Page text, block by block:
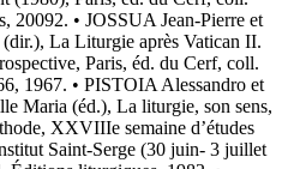
20092. • JOSSUA Jean-Pierre et
La Liturgie après Vatican II.
Paris, éd. du Cerf, coll.
1967. • PISTOIA Alessandro et
Maria (éd.), La liturgie, son sens,
XXVIIIe semaine d’études
Saint-Serge (30 juin- 3 juillet